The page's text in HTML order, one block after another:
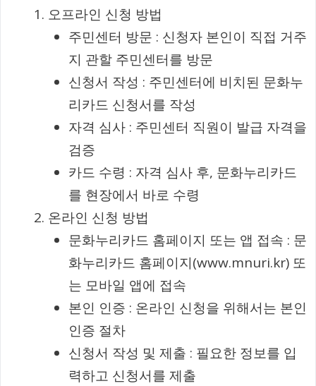
오프라인 신청 방법
주민센터 방문 : 신청자 본인이 직접 거주
지 관할 주민센터를 방문
신청서 작성 : 주민센터에 비치된 문화누
리카드 신청서를 작성
자격 심사 : 주민센터 직원이 발급 자격을
검증
카드 수령 : 자격 심사 후, 문화누리카드
를 현장에서 바로 수령
온라인 신청 방법
문화누리카드 홈페이지 또는 앱 접속 : 문
화누리카드 홈페이지(www.mnuri.kr) 또
는 모바일 앱에 접속
본인 인증 : 온라인 신청을 위해서는 본인
인증 절차
신청서 작성 및 제출 : 필요한 정보를 입
력하고 신청서를 제출